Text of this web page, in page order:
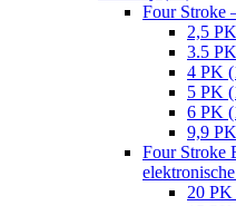
Four Stroke
2,5
3.5
4 PK
5 PK
6 PK
9,9
Four Stroke
20 PK